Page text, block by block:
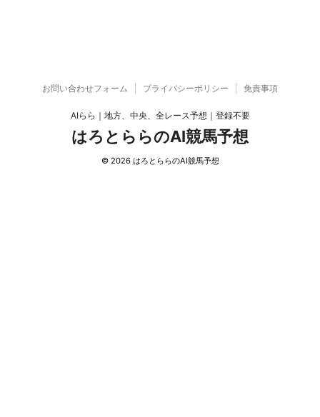
お問い合わせフォーム プライバシーポリシー 免責事項
AIらら｜地方、中央、全レース予想｜登録不要
はろとららのAI競馬予想
© 2026 はろとららのAI競馬予想